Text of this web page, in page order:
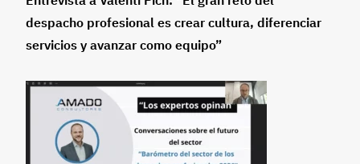
despacho profesional es crear cultura, diferenciar
servicios y avanzar como equipo”